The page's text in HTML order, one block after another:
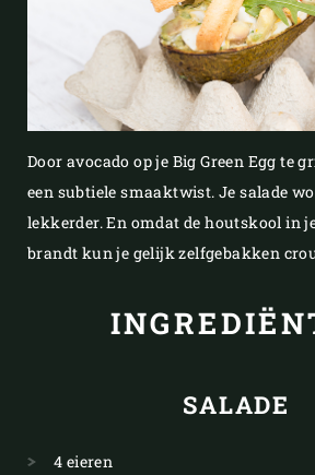
Door avocado op je Big Green Egg te
een subtiele smaaktwist. Je salade
lekkerder. En omdat de houtskool in
brandt kun je gelijk zelfgebakken
SALADE
4 eieren